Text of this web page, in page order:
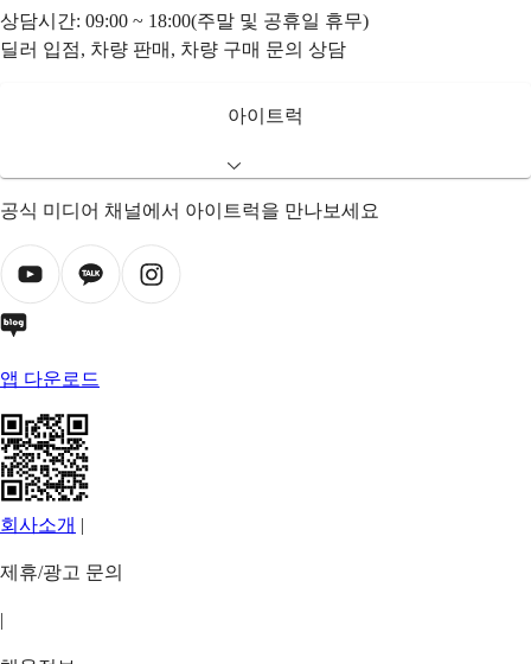
상담시간: 09:00 ~ 18:00(주말 및 공휴일 휴무)
딜러 입점, 차량 판매, 차량 구매 문의 상담
아이트럭
공식 미디어 채널에서 아이트럭을 만나보세요
앱 다운로드
회사소개 |
제휴/광고 문의
|